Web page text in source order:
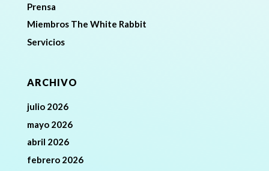
Prensa
Miembros The White Rabbit
Servicios
ARCHIVO
julio 2026
mayo 2026
abril 2026
febrero 2026